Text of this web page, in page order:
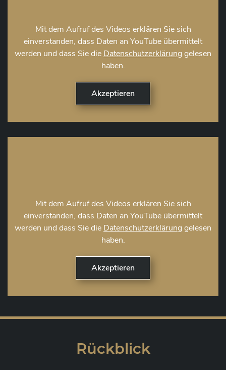
Mit dem Aufruf des Videos erklären Sie sich
einverstanden, dass Daten an YouTube übermittelt
werden und dass Sie die Datenschutzerklärunggelesen
haben.
Mit dem Aufruf des Videos erklären Sie sich
einverstanden, dass Daten an YouTube übermittelt
werden und dass Sie die Datenschutzerklärunggelesen
haben.
Rückblick